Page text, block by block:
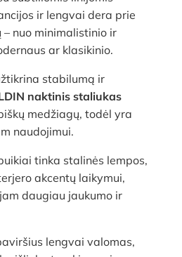
ir lengvai dera prie
nuo minimalistinio ir
ar klasikinio.
stabilumą ir
naktinis staliukas
medžiagų, todėl yra
naudojimui.
tinka stalinės lempos,
akcentų laikymui,
daugiau jaukumo ir
lengvai valomas,